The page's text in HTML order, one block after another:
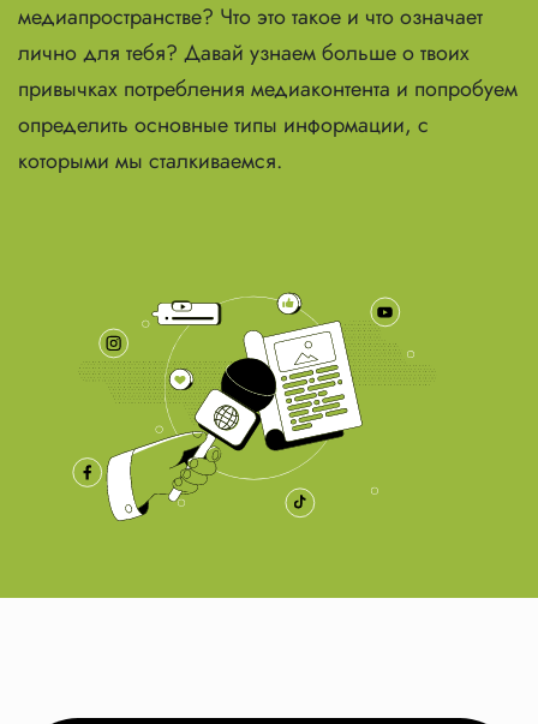
медиапространстве? Что это такое и что означает
лично для тебя? Давай узнаем больше о твоих
привычках потребления медиаконтента и попробуем
определить основные типы информации, с
которыми мы сталкиваемся.